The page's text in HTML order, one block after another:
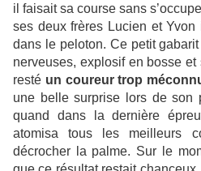
il faisait sa course sans
ses deux frères Lucien et
dans le peloton. Ce petit
nerveuses, explosif en bosse
resté un coureur trop
une belle surprise lors de son
quand dans la dernière
atomisa tous les meilleurs
décrocher la palme. Sur le